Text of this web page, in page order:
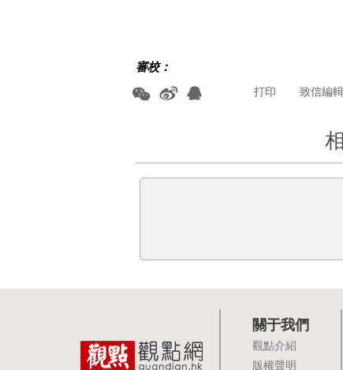
審校：
致信編輯
打印
關于我們
觀點介紹
版權聲明